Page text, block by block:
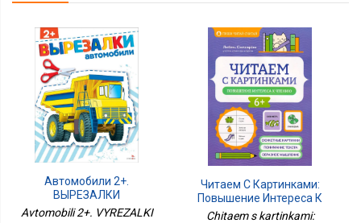
Автомобили 2+.
ВЫРЕЗАЛКИ
Avtomobili 2+. VYREZALKI
Читаем С Картинками:
Повышение Интереса К
Чтению
Chitaem s kartinkami: